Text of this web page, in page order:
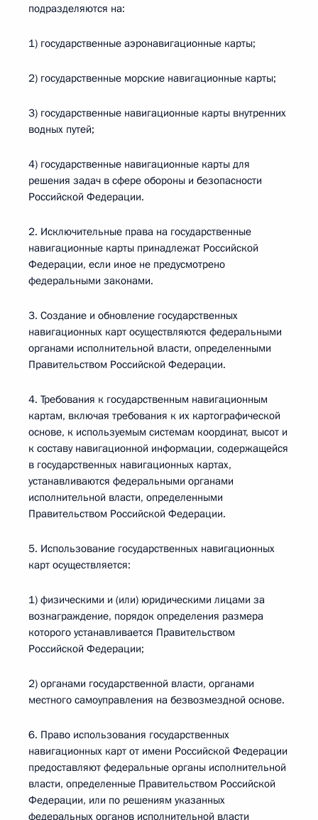
подразделяются на:
1) государственные аэронавигационные карты;
2) государственные морские навигационные карты;
3) государственные навигационные карты внутренних
водных путей;
4) государственные навигационные карты для
решения задач в сфере обороны и безопасности
Российской Федерации.
2. Исключительные права на государственные
навигационные карты принадлежат Российской
Федерации, если иное не предусмотрено
федеральными законами.
3. Создание и обновление государственных
навигационных карт осуществляются федеральными
органами исполнительной власти, определенными
Правительством Российской Федерации.
4. Требования к государственным навигационным
картам, включая требования к их картографической
основе, к используемым системам координат, высот и
к составу навигационной информации, содержащейся
в государственных навигационных картах,
устанавливаются федеральными органами
исполнительной власти, определенными
Правительством Российской Федерации.
5. Использование государственных навигационных
карт осуществляется:
1) физическими и (или) юридическими лицами за
вознаграждение, порядок определения размера
которого устанавливается Правительством
Российской Федерации;
2) органами государственной власти, органами
местного самоуправления на безвозмездной основе.
6. Право использования государственных
навигационных карт от имени Российской Федерации
предоставляют федеральные органы исполнительной
власти, определенные Правительством Российской
Федерации, или по решениям указанных
федеральных органов исполнительной власти